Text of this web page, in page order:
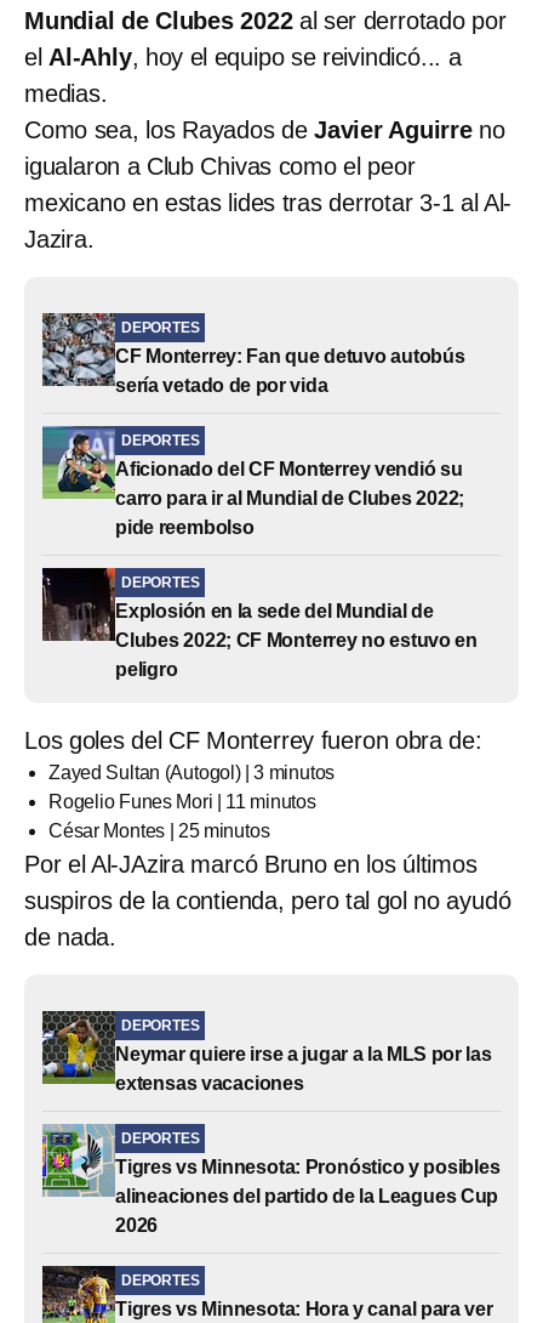
Mundial de Clubes 2022al ser derrotado por
el Al-Ahly, hoy el equipo se reivindicó... a
medias.
Como sea, los Rayados de Javier Aguirreno
igualaron a Club Chivas como el peor
mexicano en estas lides tras derrotar 3-1 al Al-
Jazira.
DEPORTES
CF Monterrey: Fan que detuvo autobús
sería vetado de por vida
DEPORTES
Aficionado del CF Monterrey vendió su
carro para ir al Mundial de Clubes 2022;
pide reembolso
DEPORTES
Explosión en la sede del Mundial de
Clubes 2022; CF Monterrey no estuvo en
peligro
Los goles del CF Monterrey fueron obra de:
Zayed Sultan (Autogol) | 3 minutos
Rogelio Funes Mori | 11 minutos
César Montes | 25 minutos
Por el Al-JAzira marcó Bruno en los últimos
suspiros de la contienda, pero tal gol no ayudó
de nada.
DEPORTES
Neymar quiere irse a jugar a la MLS por las
extensas vacaciones
DEPORTES
Tigres vs Minnesota: Pronóstico y posibles
alineaciones del partido de la Leagues Cup
2026
DEPORTES
Tigres vs Minnesota: Hora y canal para ver